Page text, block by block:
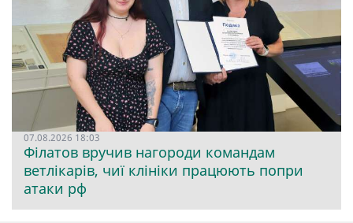
07.08.2026 18:03
Філатов вручив нагороди командам
ветлікарів, чиї клініки працюють попри
атаки рф